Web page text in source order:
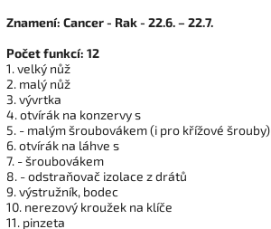
Znamení: Cancer - Rak - 22.6. – 22.7.
Počet funkcí: 12
1. velký nůž
2. malý nůž
3. vývrtka
4. otvírák na konzervy s
5. - malým šroubovákem (i pro křížové šrouby)
6. otvírák na láhve s
7. - šroubovákem
8. - odstraňovač izolace z drátů
9. výstružník, bodec
10. nerezový kroužek na klíče
11. pinzeta